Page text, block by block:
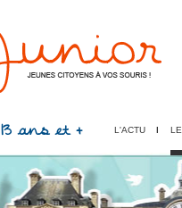
13 ans et + L'ACTU